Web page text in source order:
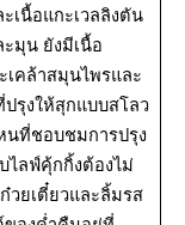
ะเนื้อแกะเวลลิงตัน
มุน ยังมีเนื้อ
เคล้าสมุนไพรและ
ปรุงให้สุกแบบสโลว
นที่ชอบชมการปรุง
ไลฟ์คุ้กกิ้งต้องไม่
วยเตี๋ยวและลิ้มรส